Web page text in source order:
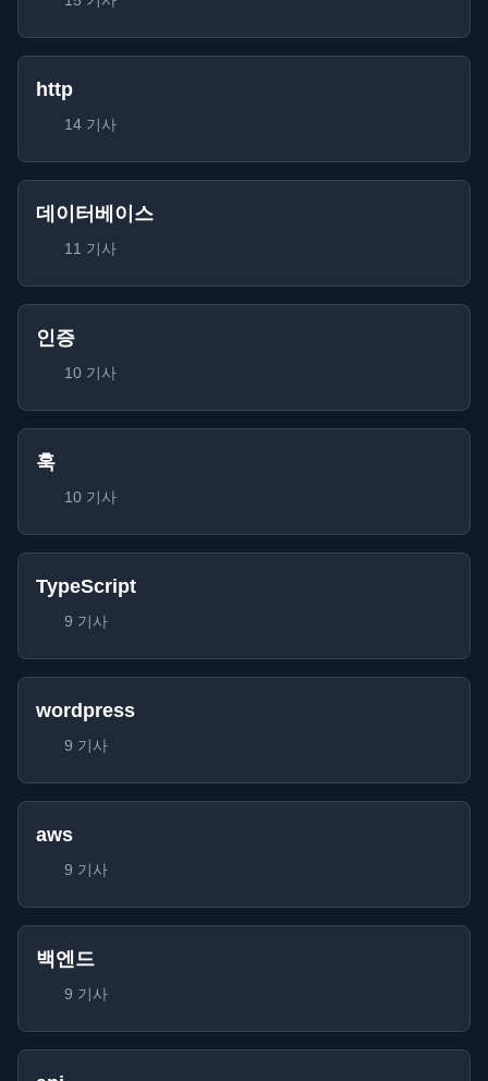
http
14 기사
데이터베이스
11 기사
인증
10 기사
훅
10 기사
TypeScript
9 기사
wordpress
9 기사
aws
9 기사
백엔드
9 기사